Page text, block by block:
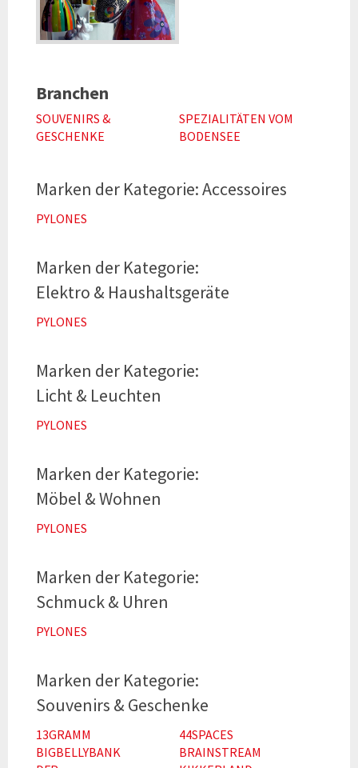
Branchen
SOUVENIRS &
GESCHENKE
SPEZIALITÄTEN VOM
BODENSEE
Accessoires
PYLONES
Elektro & Haushaltsgeräte
PYLONES
Licht & Leuchten
PYLONES
Möbel & Wohnen
PYLONES
Schmuck & Uhren
PYLONES
Souvenirs & Geschenke
13GRAMM
44SPACES
BIGBELLYBANK
BRAINSTREAM